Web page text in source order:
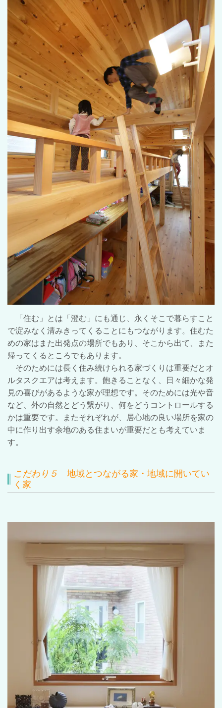
「住む」とは「澄む」にも通じ、永くそこで暮らすこと
で淀みなく清みきってくることにもつながります。住むた
めの家はまた出発点の場所でもあり、そこから出て、また
帰ってくるところでもあります。
そのためには長く住み続けられる家づくりは重要だとオ
ルタスクエアは考えます。飽きることなく、日々細かな発
見の喜びがあるような家が理想です。そのためには光や音
など、外の自然とどう繋がり、何をどうコントロールする
かは重要です。またそれぞれが、居心地の良い場所を家の
中に作り出す余地のある住まいが重要だとも考えていま
す。
こだわり ５
地域とつながる家・地域に開いてい
く家